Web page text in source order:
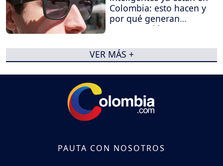
Colombia: esto hacen y
por qué generan
preocupación
VER MÁS +
PAUTA CON NOSOTROS